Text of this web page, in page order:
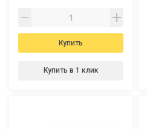
Купить
Купить в 1 клик